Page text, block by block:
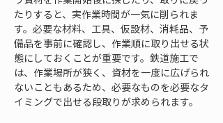
たりすると、実作業時間が一気に削られま
す。必要な材料、工具、仮設材、消耗品、予
備品を事前に確認し、作業順に取り出せる状
態にしておくことが重要です。鉄道施工で
は、作業場所が狭く、資材を一度に広げられ
ないこともあるため、必要なものを必要なタ
イミングで出せる段取りが求められます。